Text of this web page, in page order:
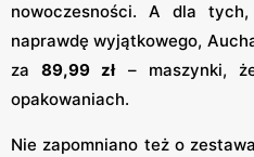
nowoczesności. A dla
naprawdę wyjątkowego,
za89,99 zł– maszynki,
opakowaniach.
Nie zapomniano też o